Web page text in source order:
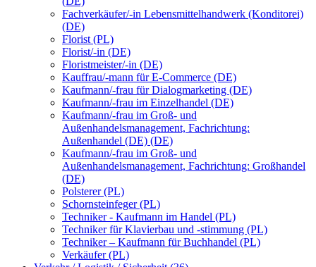
Fachverkäufer/-in Lebensmittelhandwerk (Konditorei)
(DE)
Florist (PL)
Florist/-in (DE)
Floristmeister/-in (DE)
Kauffrau/-mann für E-Commerce (DE)
Kaufmann/-frau für Dialogmarketing (DE)
Kaufmann/-frau im Einzelhandel (DE)
Kaufmann/-frau im Groß- und
Außenhandelsmanagement, Fachrichtung:
Außenhandel (DE) (DE)
Kaufmann/-frau im Groß- und
Außenhandelsmanagement, Fachrichtung: Großhandel
(DE)
Polsterer (PL)
Schornsteinfeger (PL)
Techniker - Kaufmann im Handel (PL)
Techniker für Klavierbau und -stimmung (PL)
Techniker – Kaufmann für Buchhandel (PL)
Verkäufer (PL)